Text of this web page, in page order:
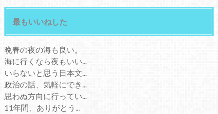
最もいいねした
晩春の夜の海も良い。
海に行くなら夜もいい...
いらないと思う日本文...
政治の話、気軽にでき...
思わぬ方向に行ってい...
11年間、ありがとう...